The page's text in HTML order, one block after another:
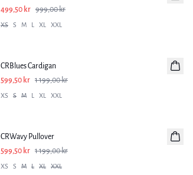
499,50 kr 999,00 kr
XS S M L XL XXL
CRBlues Cardigan
599,50 kr 1 199,00 kr
XS S M L XL XXL
CRWavy Pullover
599,50 kr 1 199,00 kr
XS S M L XL XXL